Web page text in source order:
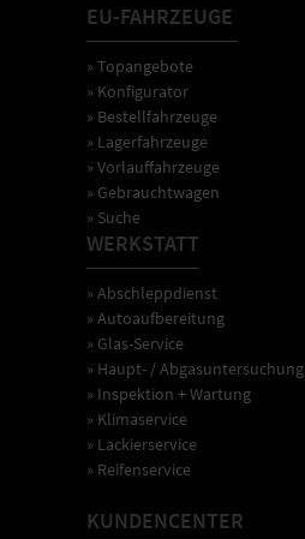
EU-FAHRZEUGE
» Topangebote
» Konfigurator
» Bestellfahrzeuge
» Lagerfahrzeuge
» Vorlauffahrzeuge
» Gebrauchtwagen
» Suche
WERKSTATT
» Abschleppdienst
» Autoaufbereitung
» Glas-Service
» Haupt- / Abgasuntersuchung
» Inspektion + Wartung
» Klimaservice
» Lackierservice
» Reifenservice
KUNDENCENTER